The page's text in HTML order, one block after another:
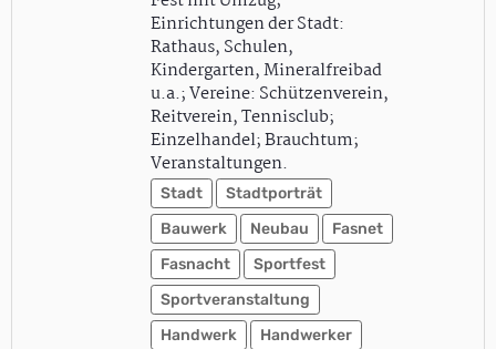
Einrichtungen der Stadt:
Rathaus, Schulen,
Kindergarten, Mineralfreibad
u.a.; Vereine: Schützenverein,
Reitverein, Tennisclub;
Einzelhandel; Brauchtum;
Veranstaltungen.
Stadt
Stadtporträt
Bauwerk
Neubau
Fasnet
Fasnacht
Sportfest
Sportveranstaltung
Handwerk
Handwerker